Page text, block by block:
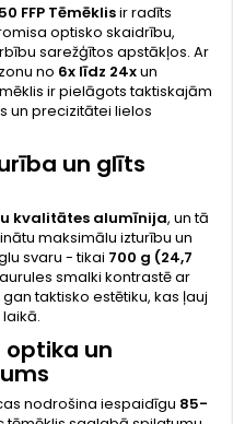
FFP Tēmēklisir radīts
optisko skaidrību,
sarežģītos apstākļos. Ar
no 6x līdz 24xun
ir pielāgots taktiskajām
un precizitātei lielos
un glīts
kvalitātes alumīnija, un tā
maksimālu izturību un
svaru - tikai 700 g (24,7
smalki kontrastē ar
taktisko estētiku, kas ļauj
un
nodrošina iespaidīgu 85-